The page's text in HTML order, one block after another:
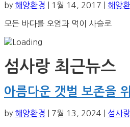
by 해양환경 1월 14, 2017 해양
모든 바다를 오염과 먹이 사슬로
섬사랑 최근뉴스
아름다운 갯벌 보존을
by 해양환경 7월 13, 2024 섬사랑